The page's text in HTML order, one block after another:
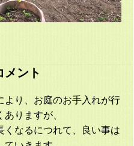
メント
より、お庭のお手入れが行
りますが、
くなるにつれて、良い事は